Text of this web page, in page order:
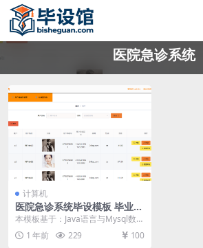
医院急诊系统
计算机
医院急诊系统毕设模板 毕业设
计模板及毕业论文与PPT
本模板基于：Java语言与Mysql数据
库开发 系统功能实现 这个环节需要
使用前...
1 年前 229 100